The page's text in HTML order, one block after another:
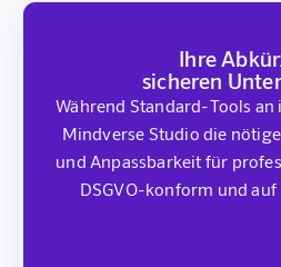
Ihre
sicheren
Während Standard-Tools
Mindverse Studio die
und Anpassbarkeit für
DSGVO-konform und